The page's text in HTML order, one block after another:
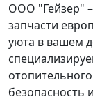
ООО "Гейзер"
запчасти
уюта в вашем
безопасность